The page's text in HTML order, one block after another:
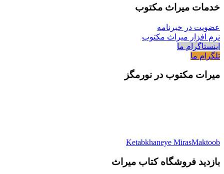
خدمات میراث مکتوب
عضویت در خبرنامه
نرم افزار میراث مکتوب
اینستاگرام ما
تلگرام ما
میرات مکتوب در نورمگز
Ketabkhaneye MirasMaktoob
بازدید فروشگاه کتاب میراث